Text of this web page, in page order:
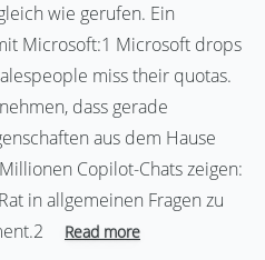
wie gerufen. Ein
Microsoft:1 Microsoft drops
miss their quotas.
dass gerade
aus dem Hause
Copilot-Chats zeigen:
in allgemeinen Fragen zu
Read more